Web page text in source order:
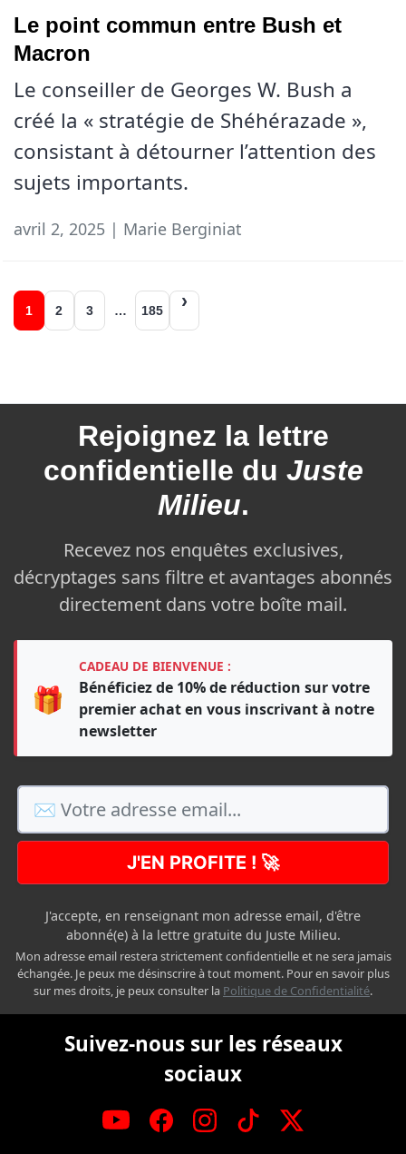
Le point commun entre Bush et
Macron
Le conseiller de Georges W. Bush a
créé la « stratégie de Shéhérazade »,
consistant à détourner l’attention des
sujets importants.
avril 2, 2025 | Marie Berginiat
Navigation
des
1 2 3 … 185
Rejoignez la lettre
confidentielle du Juste
Milieu.
Recevez nos enquêtes exclusives,
décryptages sans filtre et avantages abonnés
directement dans votre boîte mail.
🎁
CADEAU DE BIENVENUE :
Bénéficiez de 10% de réduction sur votre
premier achat en vous inscrivant à notre
newsletter
J'EN PROFITE ! 🚀
J'accepte, en renseignant mon adresse email, d'être
abonné(e) à la lettre gratuite du Juste Milieu.
Mon adresse email restera strictement confidentielle et ne sera jamais
échangée. Je peux me désinscrire à tout moment. Pour en savoir plus
sur mes droits, je peux consulter la Politique de Confidentialité.
Suivez-nous sur les réseaux
sociaux